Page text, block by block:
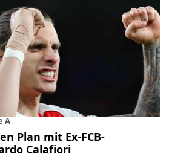
A
Plan mit Ex-FCB-
Calafiori